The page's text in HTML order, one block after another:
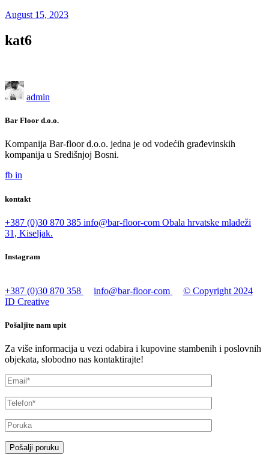
August 15, 2023
kat6
admin
Bar Floor d.o.o.
Kompanija Bar-floor d.o.o. jedna je od vodećih građevinskih
kompanija u Središnjoj Bosni.
fb in
kontakt
+387 (0)30 870 385 info@bar-floor-com Obala hrvatske mladeži
31, Kiseljak.
Instagram
+387 (0)30 870 358 info@bar-floor-com
© Copyright 2024
ID Creative
Pošaljite nam upit
Za više informacija u vezi odabira i kupovine stambenih i poslovnih
objekata, slobodno nas kontaktirajte!
Pošalji poruku